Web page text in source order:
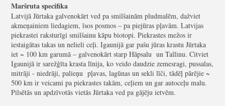
Maršruta specifika
Latvijā Jūrtaka galvenokārt ved pa smilšainām pludmalēm, dažviet
akmeņainiem liedagiem, īsos posmos – pa piejūras pļavām. Latvijas
piekrastei raksturīgi smilšainu kāpu biotopi. Piekrastes mežos ir
iestaigātas takas un nelieli ceļi. Igaunijā gar pašu jūras krastu Jūrtaka
iet ~ 100 km garumā – galvenokārt starp Hāpsalu un Tallinu. Citviet
Igaunijā ir sarežģīta krasta līnija, ko veido daudzie zemesragi, pussalas,
mitrāji - niedrāji, palieņu pļavas, lagūnas un sekli līči, tādēļ pārējie ~
500 km ir veicami pa piekrastes takām, ceļiem un gar autoceļu malu.
Pilsētās un apdzīvotās vietās Jūrtaka ved pa gājēju ietvēm.